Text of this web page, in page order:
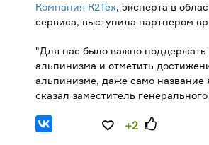
Компания К2Тех, эксперта в
сервиса, выступила партнером
"Для нас было важно поддержать
альпинизма и отметить
альпинизме, даже само название
сказал заместитель
+2